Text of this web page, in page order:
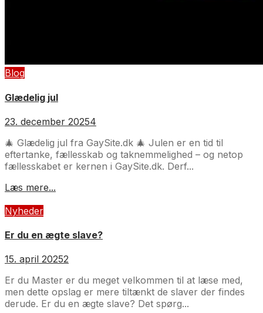
Blog
Glædelig jul
23. december 20254
🎄 Glædelig jul fra GaySite.dk 🎄 Julen er en tid til
eftertanke, fællesskab og taknemmelighed – og netop
fællesskabet er kernen i GaySite.dk. Derf...
Læs mere...
Nyheder
Er du en ægte slave?
15. april 20252
Er du Master er du meget velkommen til at læse med,
men dette opslag er mere tiltænkt de slaver der findes
derude. Er du en ægte slave? Det spørg...